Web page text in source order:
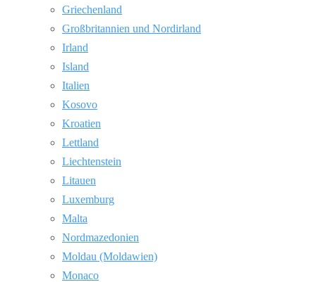
Griechenland
Großbritannien und Nordirland
Irland
Island
Italien
Kosovo
Kroatien
Lettland
Liechtenstein
Litauen
Luxemburg
Malta
Nordmazedonien
Moldau (Moldawien)
Monaco